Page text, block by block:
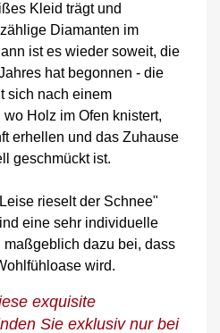
Kleid trägt und
Diamanten im
ist es wieder soweit, die
hat begonnen - die
sich nach einem
Holz im Ofen knistert,
erhellen und das Zuhause
geschmückt ist.
rieselt der Schnee"
eine sehr individuelle
maßgeblich dazu bei, dass
wird.
exquisite
Sie exklusiv nur bei